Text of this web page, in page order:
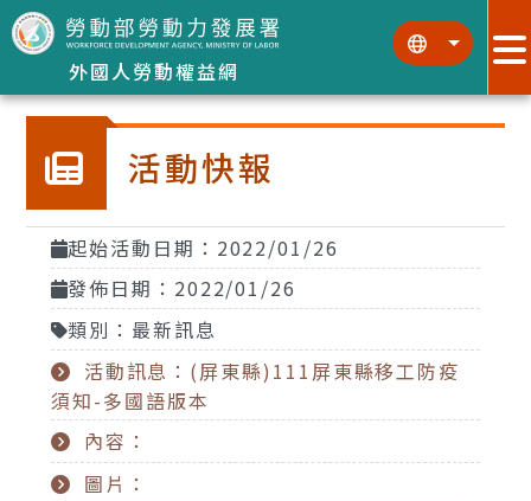
跳到主要內容區塊
外國人勞動權益網
::: :::
活動快報
起始活動日期：2022/01/26
發佈日期：2022/01/26
類別：最新訊息
活動訊息：(屏東縣)111屏東縣移工防疫
須知-多國語版本
內容：
圖片：